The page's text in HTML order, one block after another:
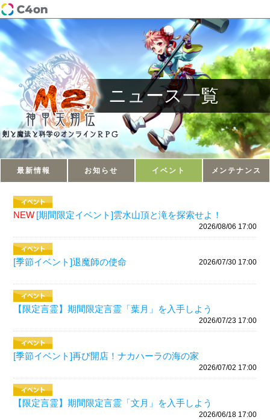
ニュース一覧
最新情報 お知らせ イベント メンテナンス
NEW [期間限定イベント]雲水山頂と滝を探索せよ！
2026/08/06 17:00
[季節イベント]退魔師の使命 2026/07/30 17:00
【限定言霊】期間限定言霊「葉月」を入手しよう
2026/07/23 17:00
[季節イベント]再び開店！ナカハーラの海の家
2026/07/02 17:00
【限定言霊】期間限定言霊「文月」を入手しよう
2026/06/18 17:00